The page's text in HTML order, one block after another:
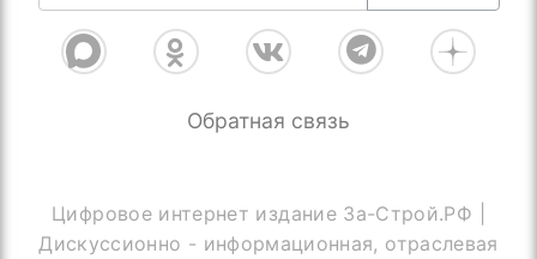
Обратная связь
Цифровое интернет издание За-Строй.РФ |
Дискуссионно - информационная, отраслевая